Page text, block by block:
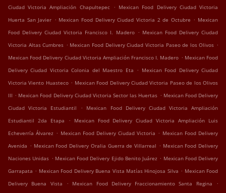
Ciudad Victoria Ampliación Chapultepec . Mexican Food Delivery Ciudad Victoria
Huerta San Javier . Mexican Food Delivery Ciudad Victoria 2 de Octubre . Mexican
Food Delivery Ciudad Victoria Francisco I. Madero . Mexican Food Delivery Ciudad
Victoria Altas Cumbres . Mexican Food Delivery Ciudad Victoria Paseo de los Olivos .
Mexican Food Delivery Ciudad Victoria Ampliación Francisco I. Madero . Mexican Food
Delivery Ciudad Victoria Colonia del Maestro Eta . Mexican Food Delivery Ciudad
Victoria Viento Huasteco . Mexican Food Delivery Ciudad Victoria Paseo de los Olivos
III . Mexican Food Delivery Ciudad Victoria Sector las Huertas . Mexican Food Delivery
Ciudad Victoria Estudiantil
.
Mexican Food Delivery Ciudad Victoria Ampliación
Estudiantil 2da Etapa
.
Mexican Food Delivery Ciudad Victoria Ampliación Luis
Echeverría Álvarez . Mexican Food Delivery Ciudad Victoria . Mexican Food Delivery
Avenida . Mexican Food Delivery Oralia Guerra de Villarreal . Mexican Food Delivery
Naciones Unidas . Mexican Food Delivery Ejido Benito Juárez . Mexican Food Delivery
Garrapata . Mexican Food Delivery Buena Vista Matías Hinojosa Silva . Mexican Food
Delivery Buena Vista
. Mexican Food Delivery Fraccionamiento Santa Regina
.